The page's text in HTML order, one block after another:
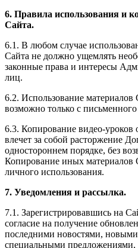
6. Правила использования и
Сайта.
6.1. В любом случае
Сайта не должно ущемлять
законные права и интересы
лиц.
6.2. Использование материалов
возможно только с
6.3. Копирование видео-
влечет за собой расторжение
одностороннем порядке, без
Копирование иных материалов
личного использования.
7. Уведомления и рассылка.
7.1. Зарегистрировавшись на
согласие на получение
последними новостями,
специальными предложениями,